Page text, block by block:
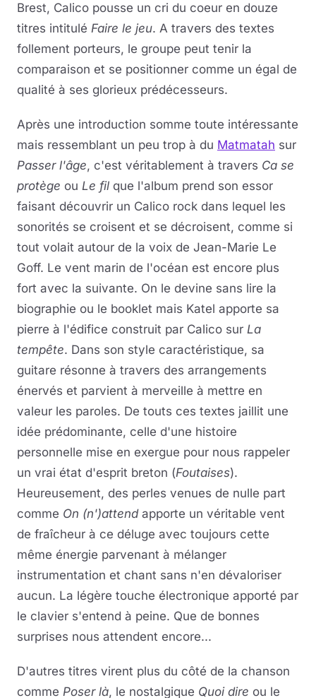
Brest, Calico pousse un cri du coeur en douze
titres intitulé Faire le jeu. A travers des textes
follement porteurs, le groupe peut tenir la
comparaison et se positionner comme un égal de
qualité à ses glorieux prédécesseurs.
Après une introduction somme toute intéressante
mais ressemblant un peu trop à du Matmatah sur
Passer l'âge, c'est véritablement à travers Ca se
protège ou Le fil que l'album prend son essor
faisant découvrir un Calico rock dans lequel les
sonorités se croisent et se décroisent, comme si
tout volait autour de la voix de Jean-Marie Le
Goff. Le vent marin de l'océan est encore plus
fort avec la suivante. On le devine sans lire la
biographie ou le booklet mais Katel apporte sa
pierre à l'édifice construit par Calico sur La
tempête. Dans son style caractéristique, sa
guitare résonne à travers des arrangements
énervés et parvient à merveille à mettre en
valeur les paroles. De touts ces textes jaillit une
idée prédominante, celle d'une histoire
personnelle mise en exergue pour nous rappeler
un vrai état d'esprit breton (Foutaises).
Heureusement, des perles venues de nulle part
comme On (n')attendapporte un véritable vent
de fraîcheur à ce déluge avec toujours cette
même énergie parvenant à mélanger
instrumentation et chant sans n'en dévaloriser
aucun. La légère touche électronique apporté par
le clavier s'entend à peine. Que de bonnes
surprises nous attendent encore...
D'autres titres virent plus du côté de la chanson
comme Poser là, le nostalgique Quoi dire ou le